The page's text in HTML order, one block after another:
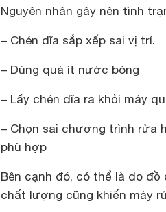
Nguyên nhân gây nên tình
– Chén dĩa sắp xếp sai vị trí.
– Dùng quá ít nước bóng
– Lấy chén dĩa ra khỏi máy
– Chọn sai chương trình rửa
phù hợp
Bên cạnh đó, có thể là do
chất lượng cũng khiến máy